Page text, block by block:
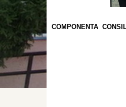
COMPONENTA
Director :
Dir. Adj.